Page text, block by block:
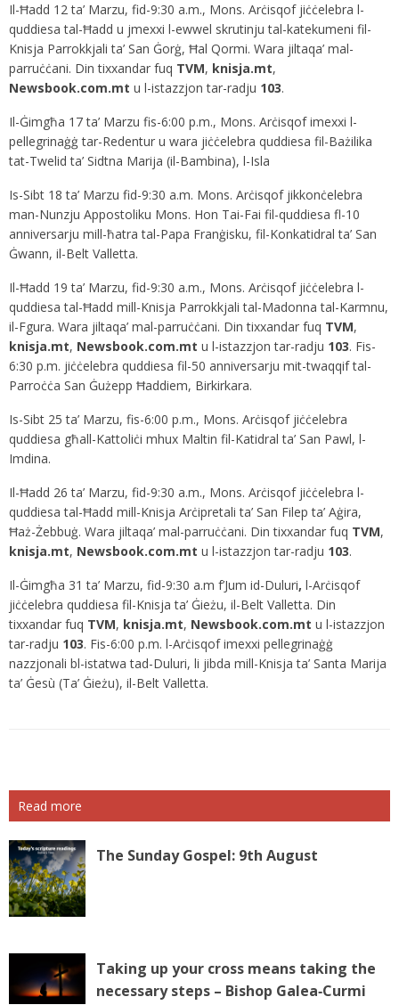
Il-Ħadd 12 ta’ Marzu, fid-9:30 a.m., Mons. Arċisqof jiċċelebra l-
quddiesa tal-Ħadd u jmexxi l-ewwel skrutinju tal-katekumeni fil-
Knisja Parrokkjali ta’ San Ġorġ, Ħal Qormi. Wara jiltaqa’ mal-
parruċċani. Din tixxandar fuq TVM, knisja.mt,
Newsbook.com.mt u l-istazzjon tar-radju 103.
Il-Ġimgħa 17 ta’ Marzu fis-6:00 p.m., Mons. Arċisqof imexxi l-
pellegrinaġġ tar-Redentur u wara jiċċelebra quddiesa fil-Bażilika
tat-Twelid ta’ Sidtna Marija (il-Bambina), l-Isla
Is-Sibt 18 ta’ Marzu fid-9:30 a.m. Mons. Arċisqof jikkonċelebra
man-Nunzju Appostoliku Mons. Hon Tai-Fai fil-quddiesa fl-10
anniversarju mill-ħatra tal-Papa Franġisku, fil-Konkatidral ta’ San
Ġwann, il-Belt Valletta.
Il-Ħadd 19 ta’ Marzu, fid-9:30 a.m., Mons. Arċisqof jiċċelebra l-
quddiesa tal-Ħadd mill-Knisja Parrokkjali tal-Madonna tal-Karmnu,
il-Fgura. Wara jiltaqa’ mal-parruċċani. Din tixxandar fuq TVM,
knisja.mt, Newsbook.com.mt u l-istazzjon tar-radju 103. Fis-
6:30 p.m. jiċċelebra quddiesa fil-50 anniversarju mit-twaqqif tal-
Parroċċa San Ġużepp Ħaddiem, Birkirkara.
Is-Sibt 25 ta’ Marzu, fis-6:00 p.m., Mons. Arċisqof jiċċelebra
quddiesa għall-Kattoliċi mhux Maltin fil-Katidral ta’ San Pawl, l-
Imdina.
Il-Ħadd 26 ta’ Marzu, fid-9:30 a.m., Mons. Arċisqof jiċċelebra l-
quddiesa tal-Ħadd mill-Knisja Arċipretali ta’ San Filep ta’ Aġira,
Ħaż-Żebbuġ. Wara jiltaqa’ mal-parruċċani. Din tixxandar fuq TVM,
knisja.mt, Newsbook.com.mt u l-istazzjon tar-radju 103.
Il-Ġimgħa 31 ta’ Marzu, fid-9:30 a.m f’Jum id-Duluri, l-Arċisqof
jiċċelebra quddiesa fil-Knisja ta’ Ġieżu, il-Belt Valletta. Din
tixxandar fuq TVM, knisja.mt, Newsbook.com.mt u l-istazzjon
tar-radju 103. Fis-6:00 p.m. l-Arċisqof imexxi pellegrinaġġ
nazzjonali bl-istatwa tad-Duluri, li jibda mill-Knisja ta’ Santa Marija
ta’ Ġesù (Ta’ Ġieżu), il-Belt Valletta.
Read more
The Sunday Gospel: 9th August
Taking up your cross means taking the
necessary steps – Bishop Galea‑Curmi